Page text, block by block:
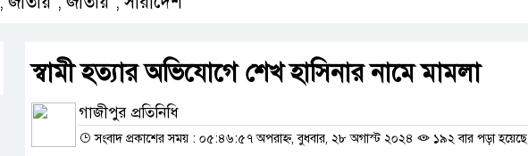
স্বামী হত্যার অভিযোগে শেখ হাসিনার নামে মামলা
গাজীপুর প্রতি‌নি‌ধি
সংবাদ প্রকাশের সময় : ০৫:৪৬:৫৭ অপরাহ্ন, বুধবার, ২৮ অগাস্ট ২০২৪ ১৯২ বার পড়া হয়েছে